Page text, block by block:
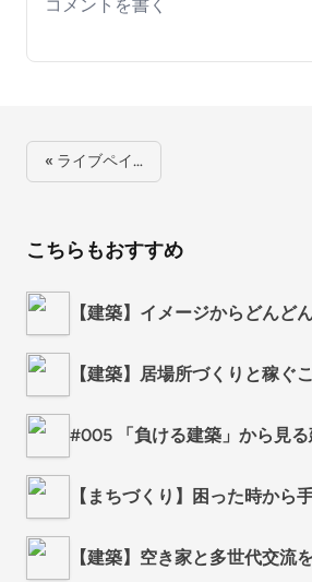
« ライブペイ…
こちらもおすすめ
【建築】イメージからどんど
【建築】居場所づくりと稼ぐ
#005 「負ける建築」から見
【まちづくり】困った時から
【建築】空き家と多世代交流